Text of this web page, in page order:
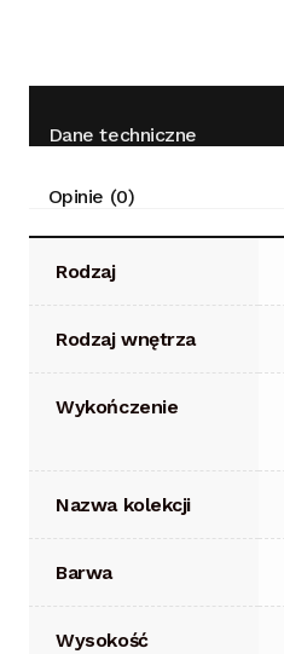
Dane techniczne
Opinie (0)
Rodzaj
Rodzaj wnętrza
Wykończenie
Nazwa kolekcji
Barwa
Wysokość